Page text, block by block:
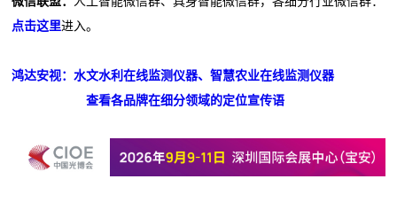
点击这里进入。
鸿达安视：水文水利在线监测仪器、智慧农业在线监测仪器
查看各品牌在细分领域的定位宣传语